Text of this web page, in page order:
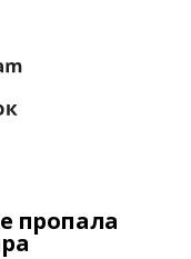
пропала